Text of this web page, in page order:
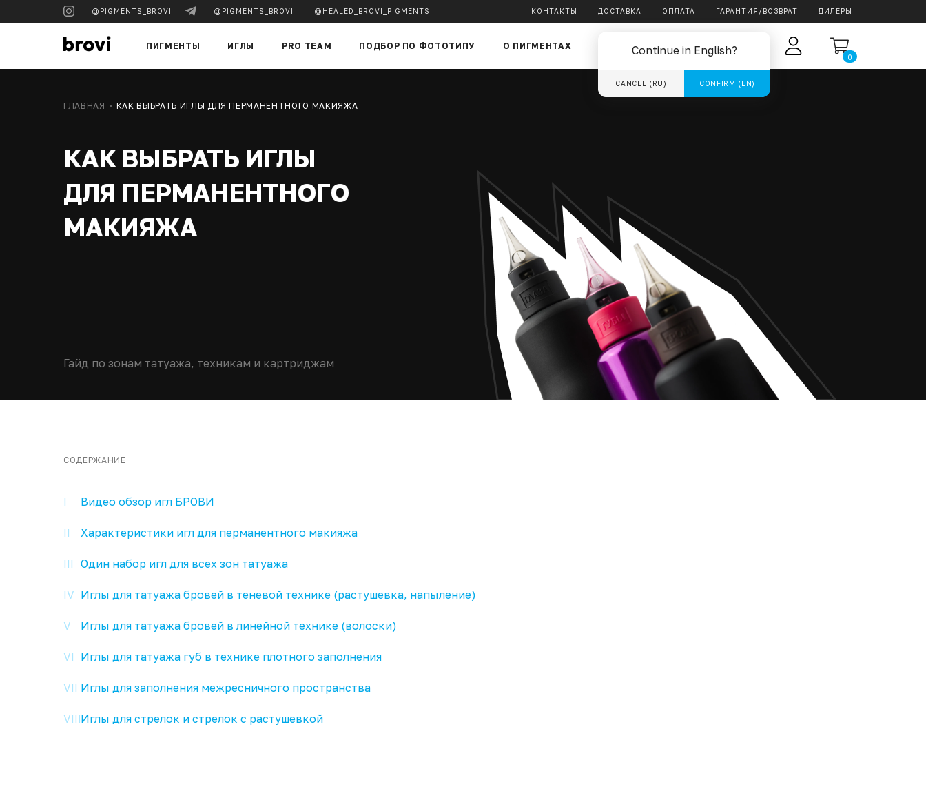
@PIGMENTS_BROVI @PIGMENTS_BROVI @HEALED_BROVI_PIGMENTS КОНТАКТЫ ДОСТАВКА ОПЛАТА ГАРАНТИЯ/ВОЗВРАТ ДИЛЕРЫ
ПИГМЕНТЫ ИГЛЫ PRO TEAM ПОДБОР ПО ФОТОТИПУ О ПИГМЕНТАХ Continue in English?
CANCEL (RU) CONFIRM (EN)
RU
0
ГЛАВНАЯ КАК ВЫБРАТЬ ИГЛЫ ДЛЯ ПЕРМАНЕНТНОГО МАКИЯЖА
КАК ВЫБРАТЬ ИГЛЫ
ДЛЯ ПЕРМАНЕНТНОГО
МАКИЯЖА
Гайд по зонам татуажа, техникам и картриджам
СОДЕРЖАНИЕ
I Видео обзор игл БРОВИ
II Характеристики игл для перманентного макияжа
III Один набор игл для всех зон татуажа
IV Иглы для татуажа бровей в теневой технике (растушевка, напыление)
V Иглы для татуажа бровей в линейной технике (волоски)
VI Иглы для татуажа губ в технике плотного заполнения
VII Иглы для заполнения межресничного пространства
VIIIИглы для стрелок и стрелок с растушевкой